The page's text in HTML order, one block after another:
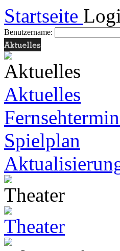
Startseite
Benutzername:
Aktuelles
Spielplan